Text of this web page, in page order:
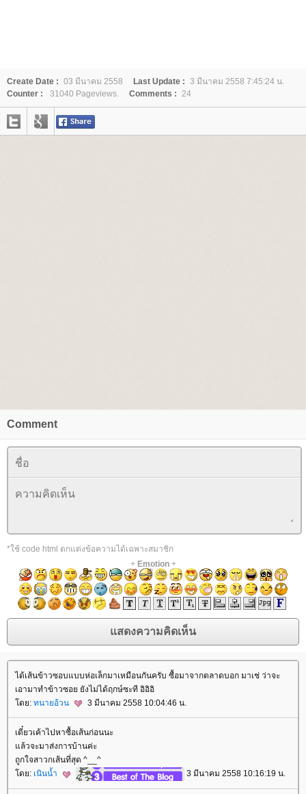
Create Date : 03 มีนาคม 2558 Last Update : 3 มีนาคม 2558 7:45:24 น.
Counter :
31040 Pageviews. Comments : 24
Comment
*ใช้ code html ตกแต่งข้อความได้เฉพาะสมาชิก
+ Emotion+
ได้เส้นข้าวซอบแบบห่อเล็กมาเหมือนกันครับ ซื้อมาจากตลาดบอก มาเช่ ว่าจะ
เอามาทำข้าวซอย ยังไม่ได้ฤกษ์ซะที อิอิอิ
ดย: ทนายอ้วน 3 มีนาคม 2558 10:04:46 น.
เดี๋ยวเค้าไปหาซื้อเส้นก่อนนะ
ล้วจะมาส่งการบ้านค่ะ
ถูกใจสาวกเส้นที่สุด ^__^
ดย: เนินน้ำ 3 มีนาคม 2558 10:16:19 น.